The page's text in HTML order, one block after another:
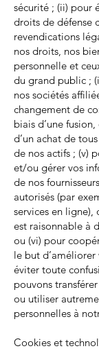
sécurité ; (ii) pour
droits de défense
revendications
nos droits, nos
personnelle et
du grand public ;
nos sociétés
changement de
biais d’une
d’un achat de
de nos actifs ; (v)
et/ou gérer vos
de nos
autorisés (par
services en ligne),
est raisonnable à
ou (vi) pour
le but
éviter toute
pouvons
ou utiliser
personnelles à
Cookies et